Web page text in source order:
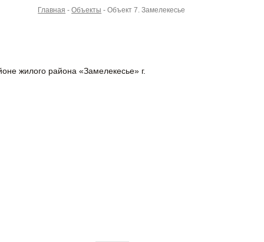
Главная -Объекты -Объект 7. Замелекесье
жилого района «Замелекесье» г.